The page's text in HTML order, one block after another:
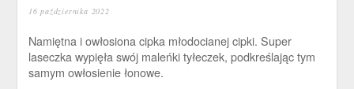
16 października 2022
Namiętna i owłosiona cipka młodocianej cipki. Super
laseczka wypięła swój maleńki tyłeczek, podkreślając tym
samym owłosienie łonowe.